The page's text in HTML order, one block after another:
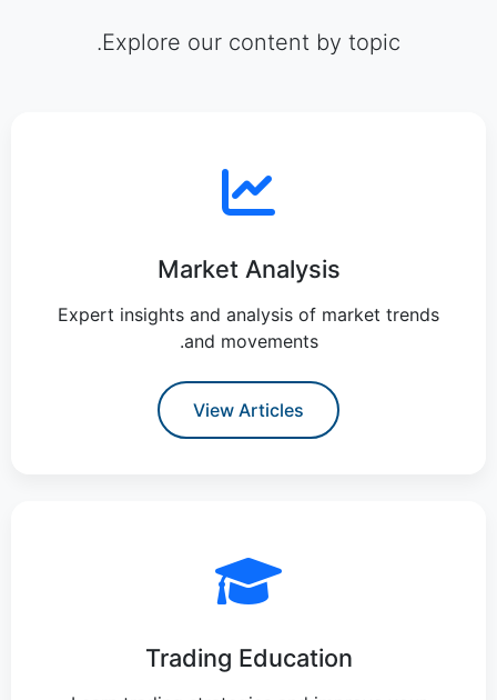
Explore our content by topic.
Market Analysis
Expert insights and analysis of market trends
and movements.
View Articles
Trading Education